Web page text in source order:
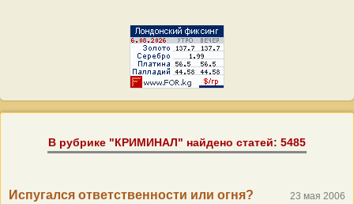
В рубрике "КРИМИНАЛ" найдено статей: 5485
Испугался ответственности или огня? 23 мая 2006